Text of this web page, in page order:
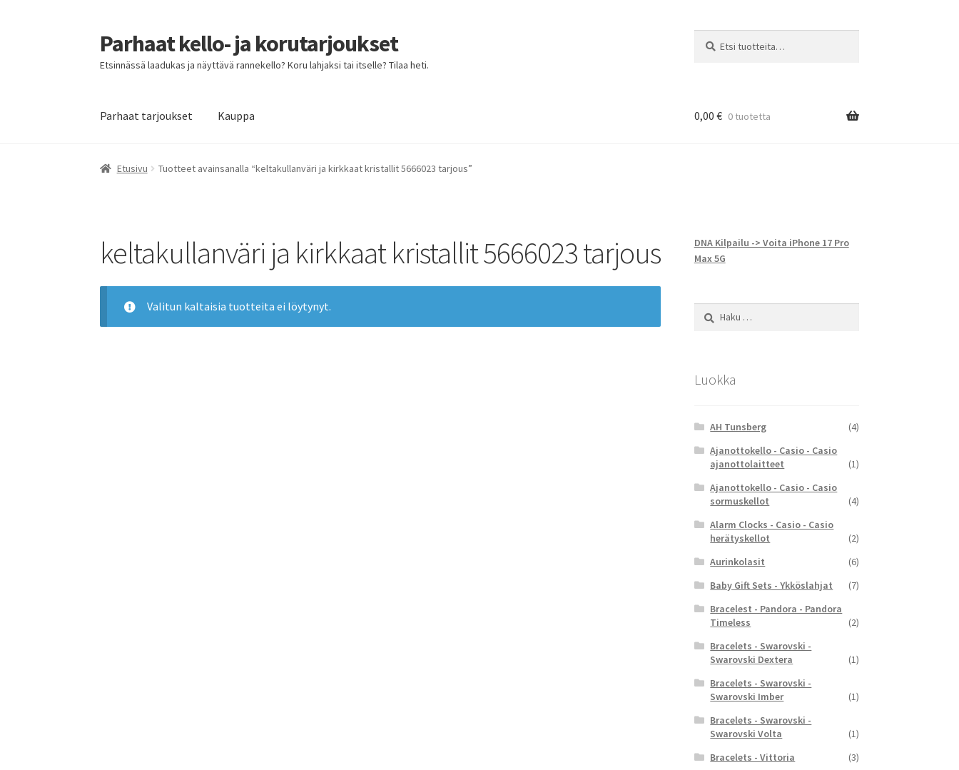
Siirry
navigointiin
Siirry
sisältöön
Parhaat kello- ja korutarjoukset
Etsinnässä laadukas ja näyttävä rannekello? Koru lahjaksi tai itselle? Tilaa heti.
Parhaat tarjoukset Kauppa
Etusivu Parhaat tarjoukset
0,00 € 0 tuotetta
Etusivu Tuotteet avainsanalla “keltakullanväri ja kirkkaat kristallit 5666023 tarjous”
keltakullanväri ja kirkkaat kristallit 5666023 tarjous
Valitun kaltaisia tuotteita ei löytynyt.
DNA Kilpailu -> Voita iPhone 17 Pro
Max 5G
Haku:
Luokka
AH Tunsberg
(4)
Ajanottokello - Casio - Casio
ajanottolaitteet
(1)
Ajanottokello - Casio - Casio
sormuskellot
(4)
Alarm Clocks - Casio - Casio
herätyskellot
(2)
Aurinkolasit
(6)
Baby Gift Sets - Ykköslahjat
(7)
Bracelest - Pandora - Pandora
Timeless
(2)
Bracelets - Swarovski -
Swarovski Dextera
(1)
Bracelets - Swarovski -
Swarovski Imber
(1)
Bracelets - Swarovski -
Swarovski Volta
(1)
Bracelets - Vittoria
(3)